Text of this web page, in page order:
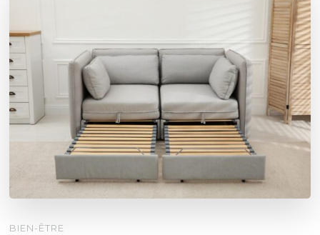
BIEN-ÊTRE